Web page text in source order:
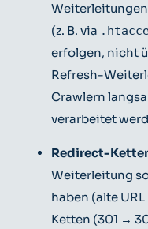
(z. B. via
erfolgen, nicht
Refresh-
Crawlern
verarbeitet
Redirect-
Weiterleitung
haben (alte
Ketten (301 →